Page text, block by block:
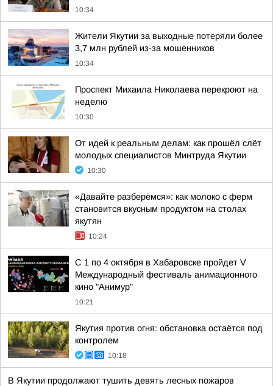
10:34
Жители Якутии за выходные потеряли более
3,7 млн рублей из-за мошенников
10:34
Проспект Михаила Николаева перекроют на
неделю
10:30
От идей к реальным делам: как прошёл слёт
молодых специалистов Минтруда Якутии
10:30
«Давайте разберёмся»: как молоко с ферм
становится вкусным продуктом на столах
якутян
10:24
С 1 по 4 октября в Хабаровске пройдет V
Международный фестиваль анимационного
кино "Анимур"
10:21
Якутия против огня: обстановка остаётся под
контролем
10:18
В Якутии продолжают тушить девять лесных пожаров